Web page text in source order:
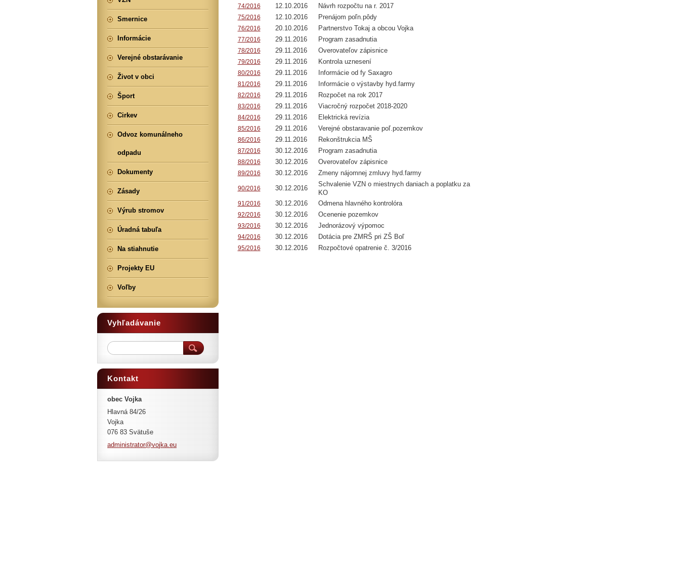
74/2016 12.10.2016 Návrh rozpočtu na r. 2017
75/2016 12.10.2016 Prenájom poľn.pôdy
76/2016 20.10.2016 Partnerstvo Tokaj a obcou Vojka
77/2016 29.11.2016 Program zasadnutia
78/2016 29.11.2016 Overovateľov zápisnice
79/2016 29.11.2016 Kontrola uznesení
80/2016 29.11.2016 Informácie od fy Saxagro
81/2016 29.11.2016 Informácie o výstavby hyd.farmy
82/2016 29.11.2016 Rozpočet na rok 2017
83/2016 29.11.2016 Viacročný rozpočet 2018-2020
84/2016 29.11.2016 Elektrická revízia
85/2016 29.11.2016 Verejné obstaravanie poľ.pozemkov
86/2016 29.11.2016 Rekonštrukcia MŠ
87/2016 30.12.2016 Program zasadnutia
88/2016 30.12.2016 Overovateľov zápisnice
89/2016 30.12.2016 Zmeny nájomnej zmluvy hyd.farmy
90/2016 30.12.2016
Schvalenie VZN o miestnych daniach a poplatku za
KO
91/2016 30.12.2016 Odmena hlavného kontrolóra
92/2016 30.12.2016 Ocenenie pozemkov
93/2016 30.12.2016 Jednorázový výpomoc
94/2016 30.12.2016 Dotácia pre ZMRŠ pri ZŠ Boľ
95/2016 30.12.2016 Rozpočtové opatrenie č. 3/2016
Smernice
Informácie
Verejné obstarávanie
Život v obci
Šport
Cirkev
Odvoz komunálneho
odpadu
Dokumenty
Zásady
Výrub stromov
Úradná tabuľa
Na stiahnutie
Projekty EU
Voľby
Vyhľadávanie
Kontakt
obec Vojka
Hlavná 84/26
Vojka
076 83 Svätuše
administrator@vojka.eu